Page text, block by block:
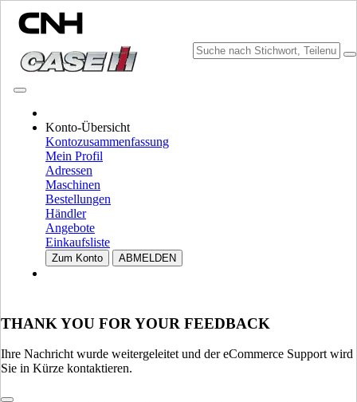
Konto-Übersicht
Kontozusammenfassung
Mein Profil
Adressen
Maschinen
Bestellungen
Händler
Angebote
Einkaufsliste
Zum Konto ABMELDEN
THANK YOU FOR YOUR FEEDBACK
Ihre Nachricht wurde weitergeleitet und der eCommerce Support wird
Sie in Kürze kontaktieren.
KATALOGE DURCHSUCHEN
MARKE UND SPRACHE WÄHLEN
Nordamerika
CANADA (English)
Mexico | México